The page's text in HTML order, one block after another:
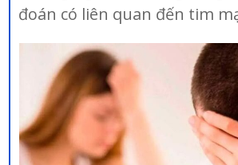
đoán có liên quan đến tim